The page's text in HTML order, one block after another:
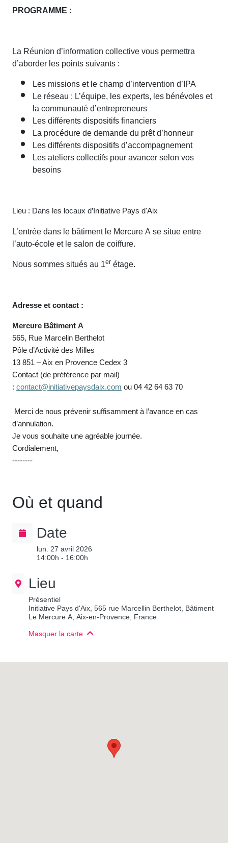
PROGRAMME :
La Réunion d’information collective vous permettra
d’aborder les points suivants :
Les missions et le champ d’intervention d’IPA
Le réseau : L’équipe, les experts, les bénévoles et
la communauté d’entrepreneurs
Les différents dispositifs financiers
La procédure de demande du prêt d’honneur
Les différents dispositifs d’accompagnement
Les ateliers collectifs pour avancer selon vos
besoins
Lieu : Dans les locaux d’Initiative Pays d'Aix
L’entrée dans le bâtiment le Mercure A se situe entre
l’auto-école et le salon de coiffure.
Nous sommes situés au 1erétage.
Adresse et contact :
Mercure Bâtiment A
565, Rue Marcelin Berthelot
Pôle d’Activité des Milles
13 851 – Aix en Provence Cedex 3
Contact (de préférence par mail)
: contact@initiativepaysdaix.com ou 04 42 64 63 70
Merci de nous prévenir suffisamment à l’avance en cas
d’annulation.
Je vous souhaite une agréable journée.
Cordialement,
--------
Où et quand
Date
lun. 27 avril 2026
14:00h - 16:00h
Lieu
Présentiel
Initiative Pays d'Aix, 565 rue Marcellin Berthelot, Bâtiment
Le Mercure A, Aix-en-Provence, France
Masquer la carte